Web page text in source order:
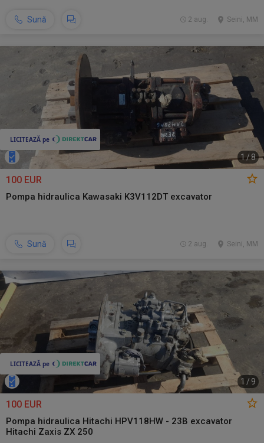
Sună Seini, MM
2 aug.
1 /8
100 EUR
Pompa hidraulica Kawasaki K3V112DT excavator
Sună Seini, MM
2 aug.
1 / 9
100 EUR
Pompa hidraulica Hitachi HPV118HW - 23B excavator
Hitachi Zaxis ZX 250